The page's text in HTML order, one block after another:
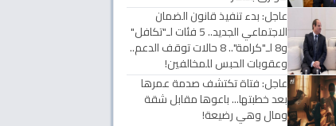
عاجل: بدء تنفيذ قانون الضمان
الاجتماعي الجديد.. 5 فئات لـ"تكافل"
و8 لـ"كرامة".. 8 حالات توقف الدعم..
وعقوبات الحبس للمخالفين!
عاجل: فتاة تكتشف صدمة عمرها
بعد خطبتها... باعوها مقابل شقة
ومال وهي رضيعة!